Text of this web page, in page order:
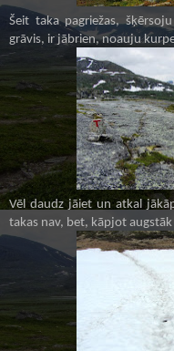
Šeit taka pagriežas,
grāvis, ir jābrien, noauju
Vēl daudz jāiet un atkal
takas nav, bet, kāpjot